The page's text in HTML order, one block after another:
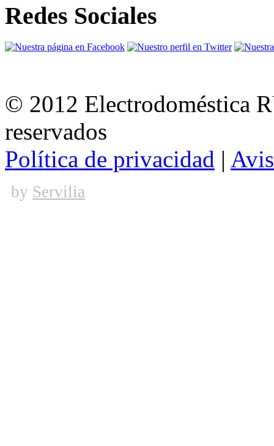
Redes Sociales
© 2012 Electrodoméstica
reservados
Política de privacidad |
by Servilia